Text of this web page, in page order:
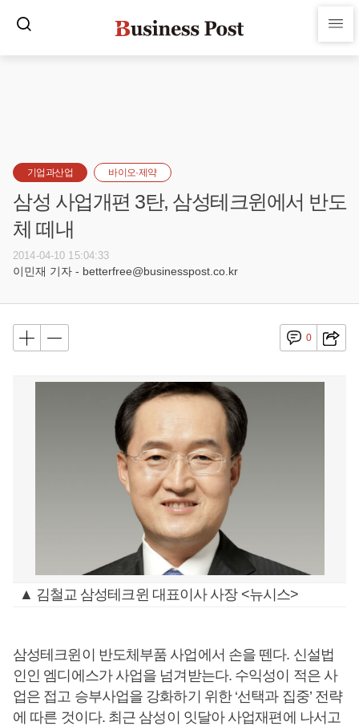
기업과산업 바이오·제약
삼성 사업개편 3탄, 삼성테크윈에서 반도
체 떼내
2014-04-10 15:04:33
이민재 기자 - betterfree@businesspost.co.kr
0
▲ 김철교 삼성테크윈 대표이사 사장 <뉴시스>
삼성테크윈이 반도체부품 사업에서 손을 뗀다. 신설법
인인 엠디에스가 사업을 넘겨받는다. 수익성이 적은 사
업은 접고 승부사업을 강화하기 위한 ‘선택과 집중’ 전략
에 따른 것이다. 최근 삼성이 잇달아 사업재편에 나서고